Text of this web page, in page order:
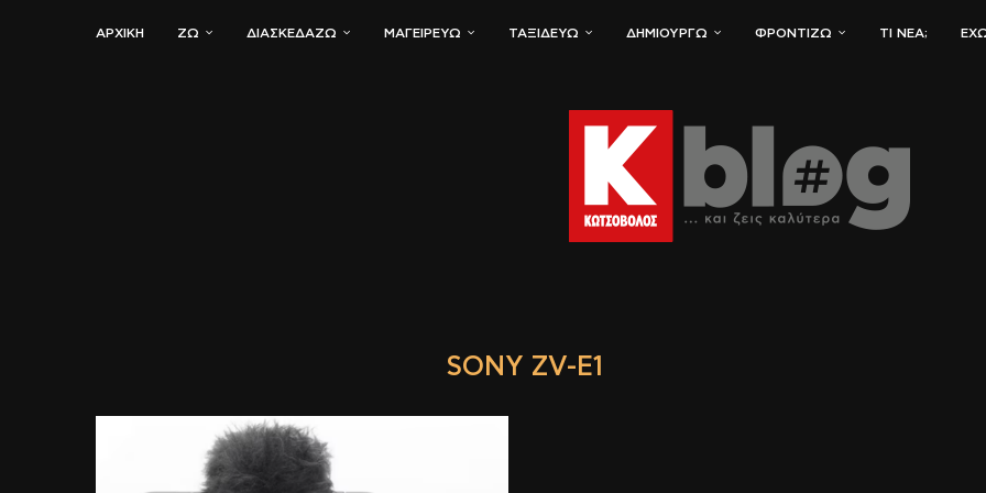
ΑΡΧΙΚΗ ΖΏ ΔΙΑΣΚΕΔΆΖΩ ΜΑΓΕΙΡΕΎΩ ΤΑΞΙΔΕΎΩ ΔΗΜΙΟΥΡΓΏ ΦΡΟΝΤΊΖΩ ΤΙ ΝΈΑ;
SONY ZV-E1